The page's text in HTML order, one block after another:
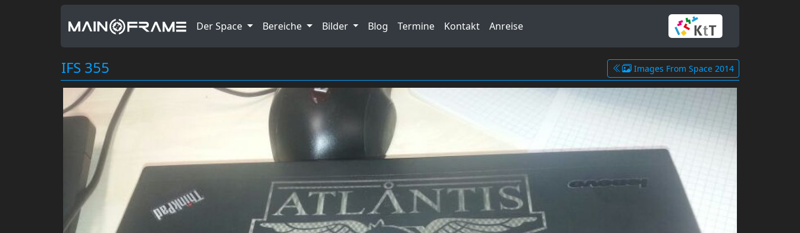
Der Space Bereiche Bilder Blog Termine Kontakt Anreise
IFS 355 Images From Space 2014